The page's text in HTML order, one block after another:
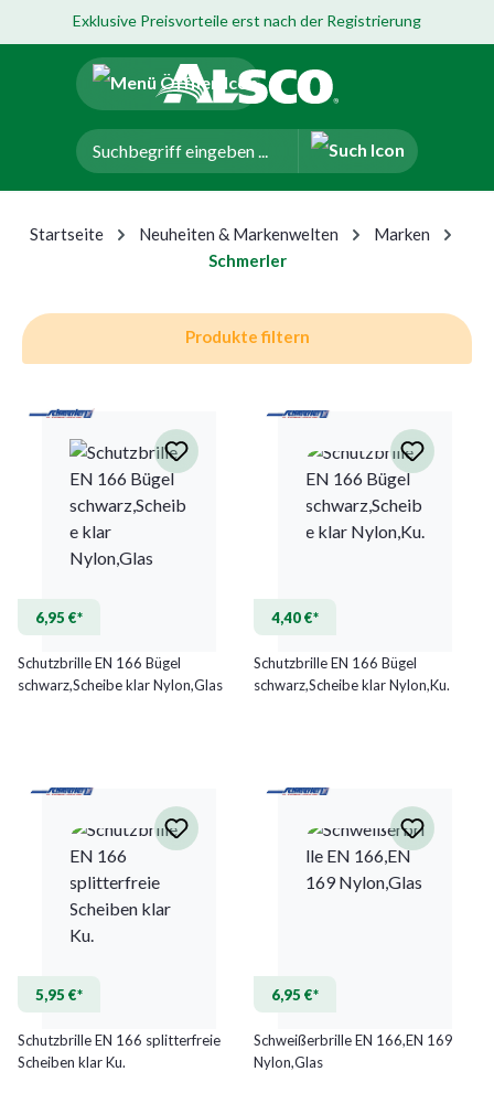
Hauptinhalt springen
Zur Navigation der B2B-Plattform springen
Exklusive Preisvorteile erst nach der Registrierung
Startseite Neuheiten & Markenwelten
Marken
Schmerler
Produkte filtern
6,95 €*
Schutzbrille EN 166 Bügel
schwarz,Scheibe klar Nylon,Glas
4,40 €*
Schutzbrille EN 166 Bügel
schwarz,Scheibe klar Nylon,Ku.
5,95 €*
Schutzbrille EN 166 splitterfreie
Scheiben klar Ku.
6,95 €*
Schweißerbrille EN 166,EN 169
Nylon,Glas